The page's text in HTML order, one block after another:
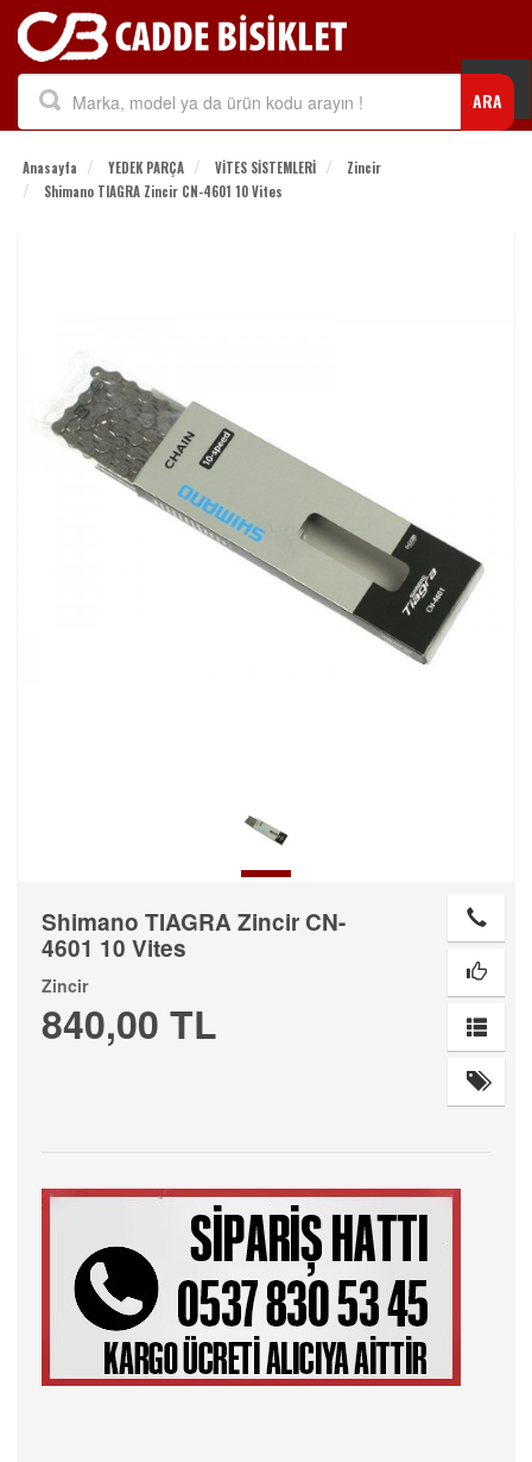
ARA
Anasayfa YEDEK PARÇA VİTES SİSTEMLERİ
Zincir
Shimano TIAGRA Zincir CN-4601 10 Vites
Shimano TIAGRA Zincir CN-
4601 10 Vites
Zincir
840,00 TL